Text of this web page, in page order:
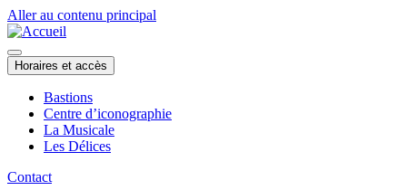
Aller au contenu principal
Horaires et accès
Bastions
Centre d’iconographie
La Musicale
Les Délices
Contact